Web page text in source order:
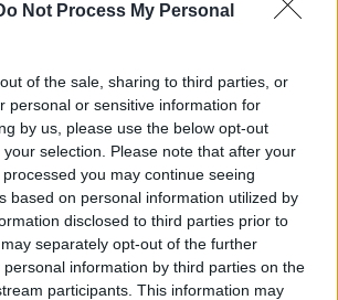
Not Process My Personal
of the sale, sharing to third parties, or
personal or sensitive information for
by us, please use the below opt-out
selection. Please note that after your
you may continue seeing
based on personal information utilized by
disclosed to third parties prior to
separately opt-out of the further
information by third parties on the
participants. This information may